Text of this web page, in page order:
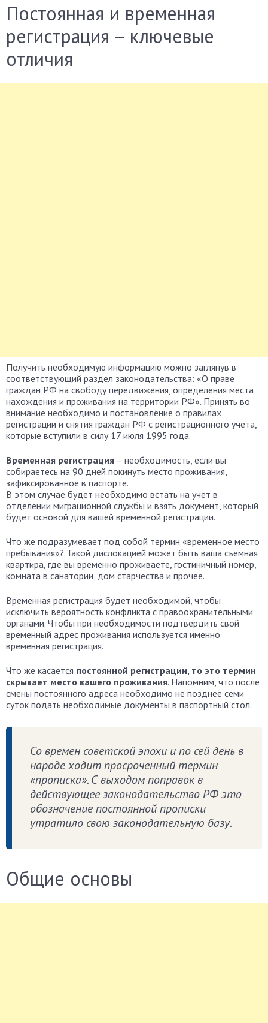
Постоянная и временная
регистрация – ключевые
отличия
Получить необходимую информацию можно заглянув в
соответствующий раздел законодательства: «О праве
граждан РФ на свободу передвижения, определения места
нахождения и проживания на территории РФ». Принять во
внимание необходимо и постановление о правилах
регистрации и снятия граждан РФ с регистрационного учета,
которые вступили в силу 17 июля 1995 года.
Временная регистрация – необходимость, если вы
собираетесь на 90 дней покинуть место проживания,
зафиксированное в паспорте.
В этом случае будет необходимо встать на учет в
отделении миграционной службы и взять документ, который
будет основой для вашей временной регистрации.
Что же подразумевает под собой термин «временное место
пребывания»? Такой дислокацией может быть ваша съемная
квартира, где вы временно проживаете, гостиничный номер,
комната в санатории, дом старчества и прочее.
Временная регистрация будет необходимой, чтобы
исключить вероятность конфликта с правоохранительными
органами. Чтобы при необходимости подтвердить свой
временный адрес проживания используется именно
временная регистрация.
Что же касается постоянной регистрации, то это термин
скрывает место вашего проживания. Напомним, что после
смены постоянного адреса необходимо не позднее семи
суток подать необходимые документы в паспортный стол.
Со времен советской эпохи и по сей день в
народе ходит просроченный термин
«прописка». С выходом поправок в
действующее законодательство РФ это
обозначение постоянной прописки
утратило свою законодательную базу.
Общие основы